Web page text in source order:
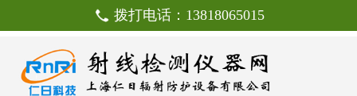
拨打电话：